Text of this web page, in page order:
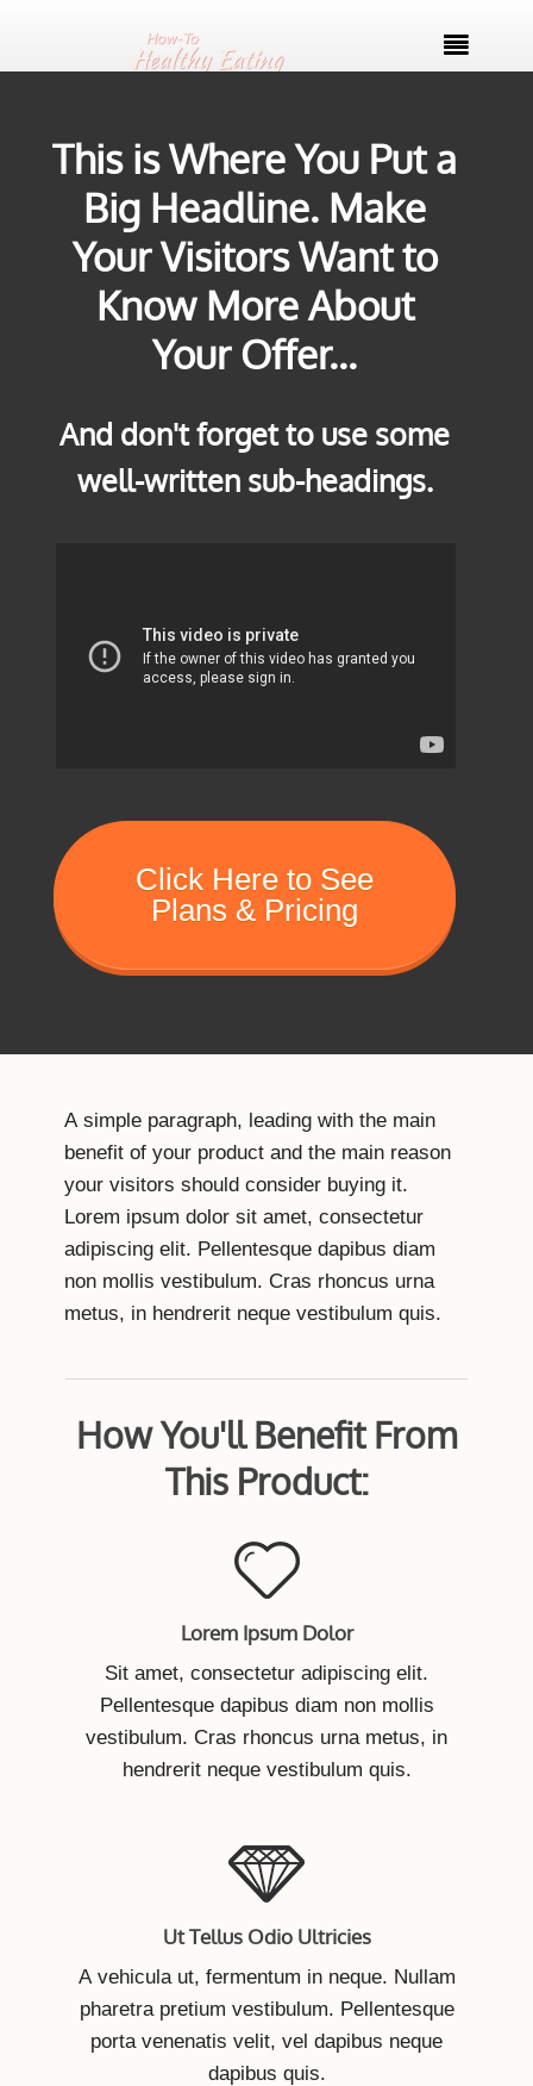

This is Where You Put a
Big Headline. Make
Your Visitors Want to
Know More About
Your Offer...
And don't forget to use some
well-written sub-headings.
Click Here to See
Plans & Pricing
A simple paragraph, leading with the main
benefit of your product and the main reason
your visitors should consider buying it.
Lorem ipsum dolor sit amet, consectetur
adipiscing elit. Pellentesque dapibus diam
non mollis vestibulum. Cras rhoncus urna
metus, in hendrerit neque vestibulum quis.
How You'll Benefit From
This Product:
Lorem Ipsum Dolor
​Sit amet, consectetur adipiscing elit.
Pellentesque dapibus diam non mollis
vestibulum. Cras rhoncus urna metus, in
hendrerit neque vestibulum quis.
Ut Tellus Odio Ultricies
A vehicula ut, fermentum in neque. Nullam
pharetra pretium vestibulum. Pellentesque
porta venenatis velit, vel dapibus neque
dapibus quis.